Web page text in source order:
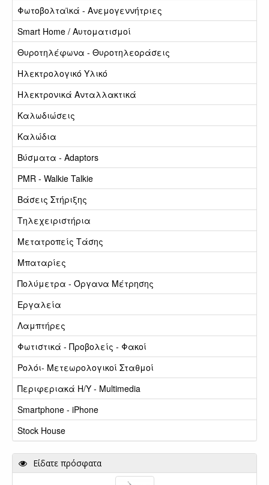
Φωτοβολταϊκά - Ανεμογεννήτριες
Smart Home / Αυτοματισμοί
Θυροτηλέφωνα - Θυροτηλεοράσεις
Ηλεκτρολογικό Υλικό
Ηλεκτρονικά Ανταλλακτικά
Καλωδιώσεις
Καλώδια
Βύσματα - Adaptors
PMR - Walkie Talkie
Βάσεις Στήριξης
Τηλεχειριστήρια
Μετατροπείς Τάσης
Μπαταρίες
Πολύμετρα - Όργανα Μέτρησης
Εργαλεία
Λαμπτήρες
Φωτιστικά - Προβολείς - Φακοί
Ρολόι- Μετεωρολογικοί Σταθμοί
Περιφεριακά Η/Υ - Multimedia
Smartphone - iPhone
Stock House
Είδατε πρόσφατα